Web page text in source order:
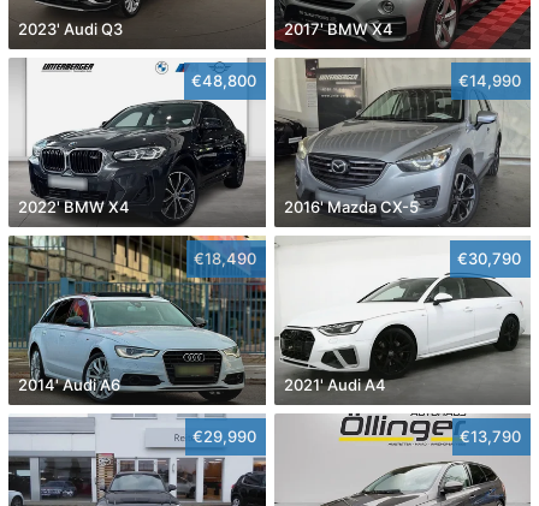
2023' Audi Q3 2017' BMW X4
€48,800
2022' BMW X4
€14,990
2016' Mazda CX-5
€18,490
2014' Audi A6
€30,790
2021' Audi A4
€29,990 €13,790